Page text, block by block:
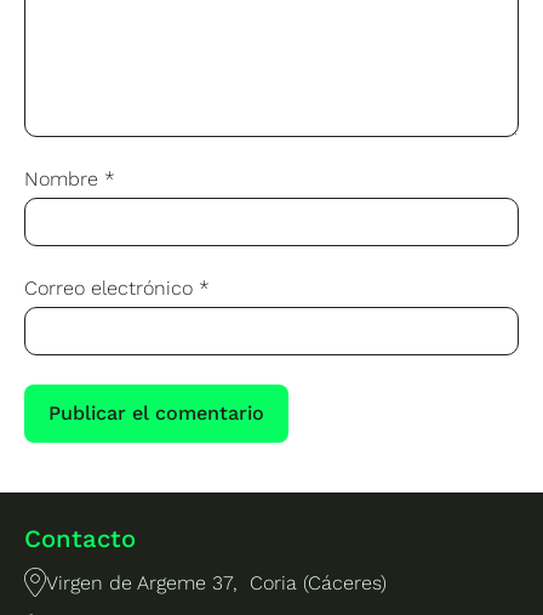
Nombre *
Correo electrónico *
Contacto
Virgen de Argeme 37, Coria (Cáceres)